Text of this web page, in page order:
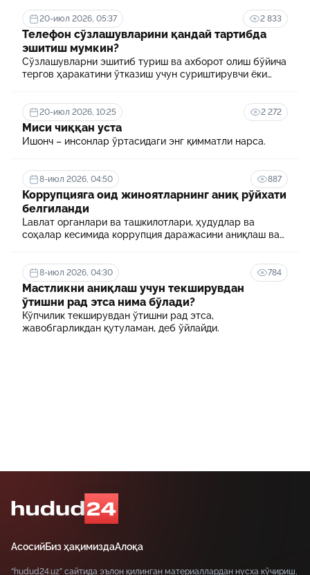
20-июл 2026, 05:37 2 833
Телефон сўзлашувларини қандай тартибда
эшитиш мумкин?
Сўзлашувларни эшитиб туриш ва ахборот олиш бўйича
тергов ҳаракатини ўтказиш учун суриштирувчи ёки
20-июл 2026, 10:25 2 272
Миси чиққан уста
Ишонч – инсонлар ўртасидаги энг қимматли нарса.
8-июл 2026, 04:50 887
Коррупцияга оид жиноятларнинг аниқ рўйхати
белгиланди
Lавлат органлари ва ташкилотлари, ҳудудлар ва
соҳалар кесимида коррупция даражасини аниқлаш ва
8-июл 2026, 04:30 784
Мастликни аниқлаш учун текширувдан
ўтишни рад этса нима бўлади?
Кўпчилик текширувдан ўтишни рад этса,
жавобгарликдан қутуламан, деб ўйлайди.
АсосийБиз ҳақимиздаАлоқа
“hudud24.uz” сайтида эълон қилинган материаллардан нусха кўчириш,